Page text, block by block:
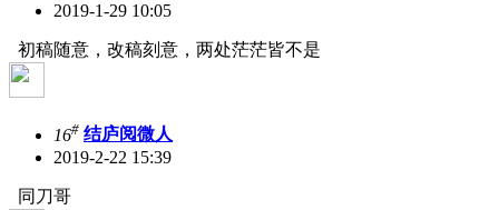
2019-1-29 10:05
初稿随意，改稿刻意，两处茫茫皆不是
16# 结庐阅微人
2019-2-22 15:39
同刀哥